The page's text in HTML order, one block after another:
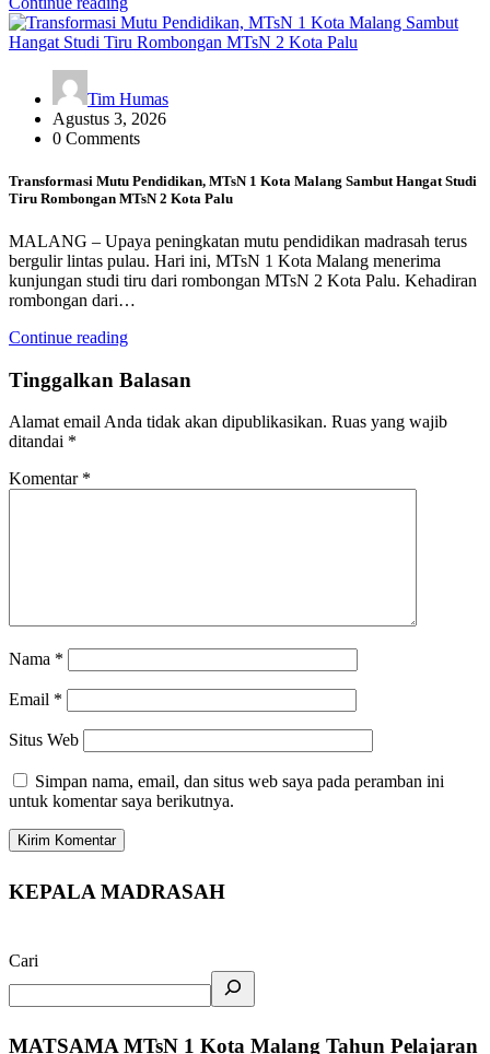
Tim Humas
Agustus 3, 2026
0 Comments
Transformasi Mutu Pendidikan, MTsN 1 Kota Malang Sambut Hangat Studi
Tiru Rombongan MTsN 2 Kota Palu
MALANG – Upaya peningkatan mutu pendidikan madrasah terus
bergulir lintas pulau. Hari ini, MTsN 1 Kota Malang menerima
kunjungan studi tiru dari rombongan MTsN 2 Kota Palu. Kehadiran
rombongan dari…
Continue reading
Tinggalkan Balasan
Alamat email Anda tidak akan dipublikasikan. Ruas yang wajib
ditandai *
Komentar *
Nama *
Email *
Situs Web
Simpan nama, email, dan situs web saya pada peramban ini
untuk komentar saya berikutnya.
KEPALA MADRASAH
Cari
MATSAMA MTsN 1 Kota Malang Tahun Pelajaran